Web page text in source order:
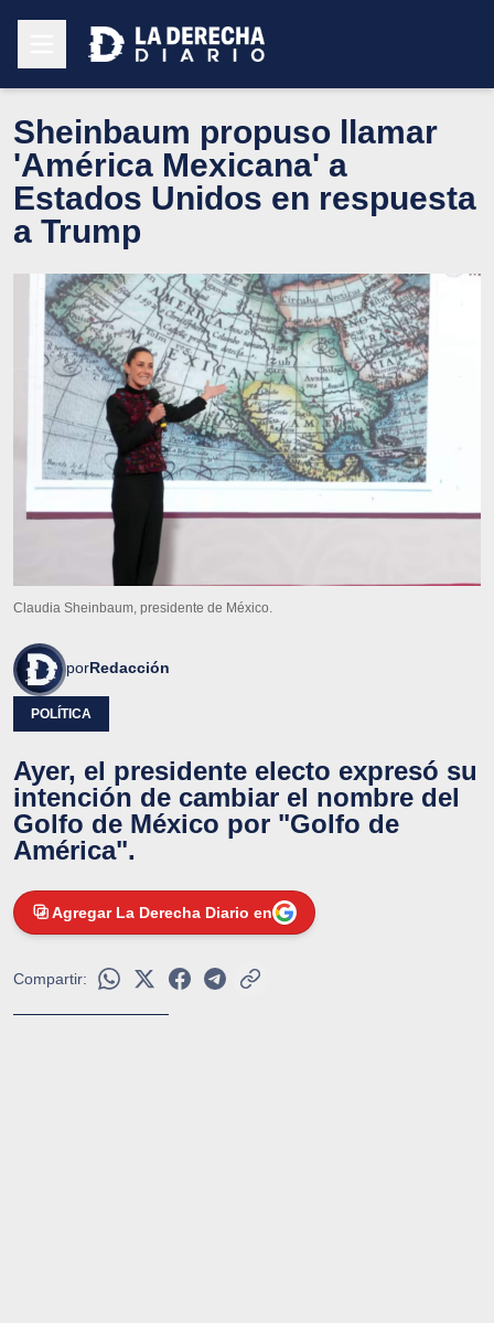
Sheinbaum propuso llamar
'América Mexicana' a
Estados Unidos en respuesta
a Trump
Claudia Sheinbaum, presidente de México.
porRedacción
POLÍTICA
Ayer, el presidente electo expresó su
intención de cambiar el nombre del
Golfo de México por "Golfo de
América".
Agregar La Derecha Diario en
Compartir: